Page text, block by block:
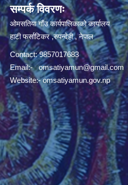
सम्पर्क विवरणः
ओमसतिया गाँउ कार्यपालिकाको कार्यालय
हाटी फर्साटिकर ,रुपन्देही , नेपाल
Contact: 9857017683
Email:-omsatiyamun@gmail.com
Website:- omsatiyamun.gov.np